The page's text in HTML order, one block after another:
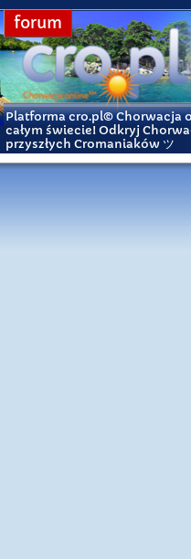
forum
Platforma cro.pl© Chorwacja
całym świecie! Odkryj
przyszłych Cromaniaków ツ